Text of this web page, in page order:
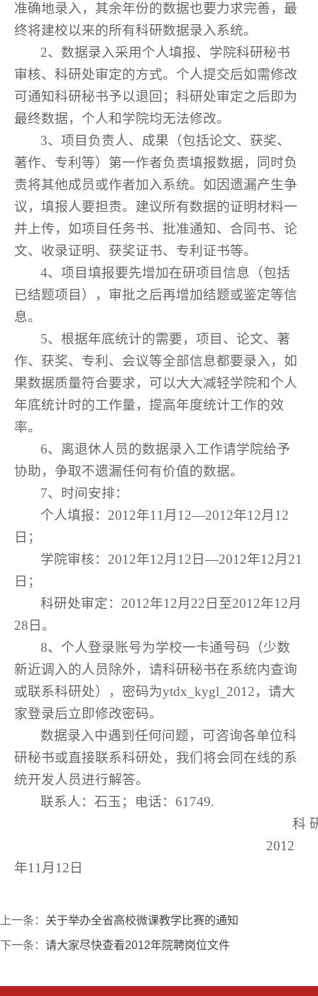
准确地录入，其余年份的数据也要力求完善，最
终将建校以来的所有科研数据录入系统。
2、数据录入采用个人填报、学院科研秘书
审核、科研处审定的方式。个人提交后如需修改
可通知科研秘书予以退回；科研处审定之后即为
最终数据，个人和学院均无法修改。
3、项目负责人、成果（包括论文、获奖、
著作、专利等）第一作者负责填报数据，同时负
责将其他成员或作者加入系统。如因遗漏产生争
议，填报人要担责。建议所有数据的证明材料一
并上传，如项目任务书、批准通知、合同书、论
文、收录证明、获奖证书、专利证书等。
4、项目填报要先增加在研项目信息（包括
已结题项目），审批之后再增加结题或鉴定等信
息。
5、根据年底统计的需要，项目、论文、著
作、获奖、专利、会议等全部信息都要录入，如
果数据质量符合要求，可以大大减轻学院和个人
年底统计时的工作量，提高年度统计工作的效
率。
6、离退休人员的数据录入工作请学院给予
协助，争取不遗漏任何有价值的数据。
7、时间安排：
个人填报：2012年11月12—2012年12月12
日；
学院审核：2012年12月12日—2012年12月21
日；
科研处审定：2012年12月22日至2012年12月
28日。
8、个人登录账号为学校一卡通号码（少数
新近调入的人员除外，请科研秘书在系统内查询
或联系科研处），密码为ytdx_kygl_2012，请大
家登录后立即修改密码。
数据录入中遇到任何问题，可咨询各单位科
研秘书或直接联系科研处，我们将会同在线的系
统开发人员进行解答。
联系人：石玉；电话：61749.
科
2012
年11月12日
上一条： 关于举办全省高校微课教学比赛的通知
下一条： 请大家尽快查看2012年院聘岗位文件